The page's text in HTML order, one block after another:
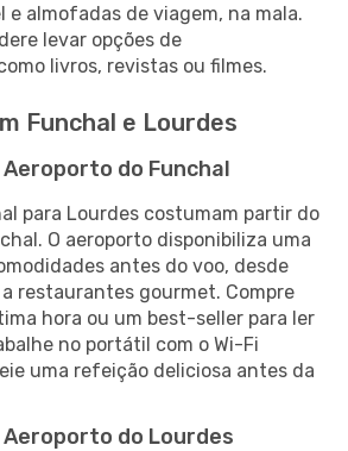
almofadas de viagem, na mala.
levar opções de
livros, revistas ou filmes.
Funchal e Lourdes
do Funchal
para Lourdes costumam partir do
O aeroporto disponibiliza uma
antes do voo, desde
restaurantes gourmet. Compre
hora ou um best-seller para ler
no portátil com o Wi-Fi
uma refeição deliciosa antes da
do Lourdes